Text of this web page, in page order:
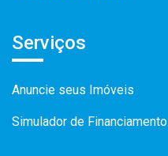
Serviços
Anuncie seus Imóveis
Simulador de Financiamento